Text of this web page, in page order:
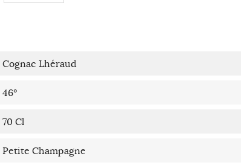
Cognac Lhéraud
46°
70 Cl
Petite Champagne